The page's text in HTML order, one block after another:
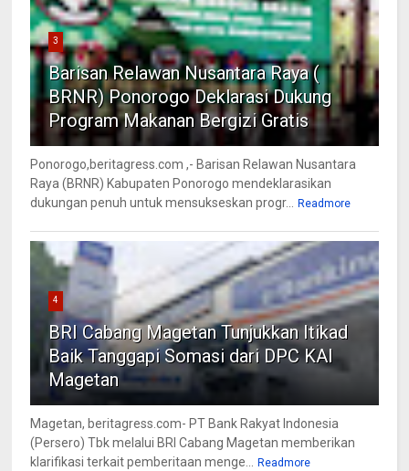
3
Barisan Relawan Nusantara Raya (
BRNR) Ponorogo Deklarasi Dukung
Program Makanan Bergizi Gratis
Ponorogo,beritagress.com ,- Barisan Relawan Nusantara
Raya (BRNR) Kabupaten Ponorogo mendeklarasikan
dukungan penuh untuk mensukseskan progr...
Readmore
4
BRI Cabang Magetan Tunjukkan Itikad
Baik Tanggapi Somasi dari DPC KAI
Magetan
Magetan, beritagress.com- PT Bank Rakyat Indonesia
(Persero) Tbk melalui BRI Cabang Magetan memberikan
klarifikasi terkait pemberitaan menge...
Readmore